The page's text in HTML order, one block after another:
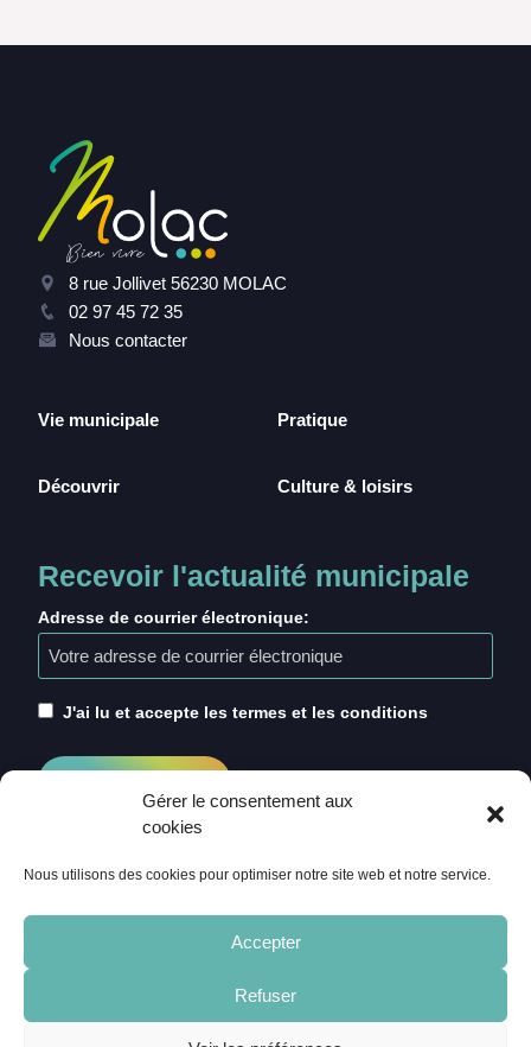
Gérer le consentement aux
cookies
Nous utilisons des cookies pour optimiser notre site web et notre service.
Accepter
Refuser
8 rue Jollivet 56230 MOLAC
02 97 45 72 35
Nous contacter
Vie municipale
Découvrir
Pratique
Culture & loisirs
Recevoir l'actualité municipale
Adresse de courrier électronique:
J'ai lu et accepte les termes et les conditions
CRÉDITS